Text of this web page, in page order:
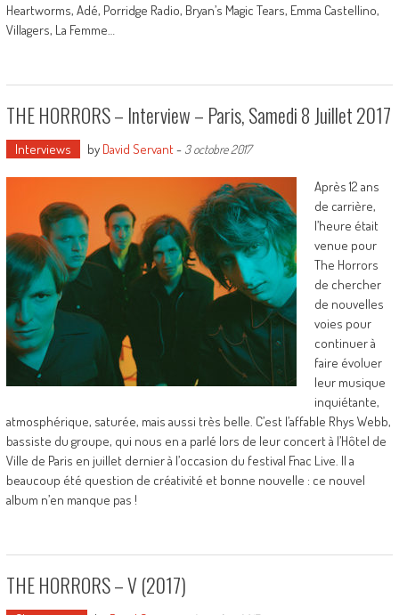
Heartworms, Adé, Porridge Radio, Bryan’s Magic Tears, Emma Castellino,
Villagers, La Femme…
THE HORRORS – Interview – Paris, Samedi 8 Juillet 2017
Interviews by David Servant- 3 octobre 2017
Après 12 ans
de carrière,
l’heure était
venue pour
The Horrors
de chercher
de nouvelles
voies pour
continuer à
faire évoluer
leur musique
inquiétante,
atmosphérique, saturée, mais aussi très belle. C’est l’affable Rhys Webb,
bassiste du groupe, qui nous en a parlé lors de leur concert à l’Hôtel de
Ville de Paris en juillet dernier à l’occasion du festival Fnac Live. Il a
beaucoup été question de créativité et bonne nouvelle : ce nouvel
album n’en manque pas !
THE HORRORS – V (2017)